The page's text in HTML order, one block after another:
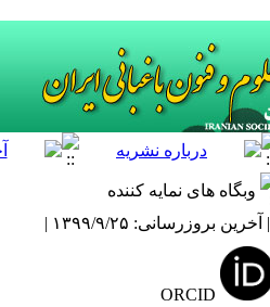
وبگاه های نمایه کننده
| آخرین بروزرسانی: ۱۳۹۹/۹/۲۵ |